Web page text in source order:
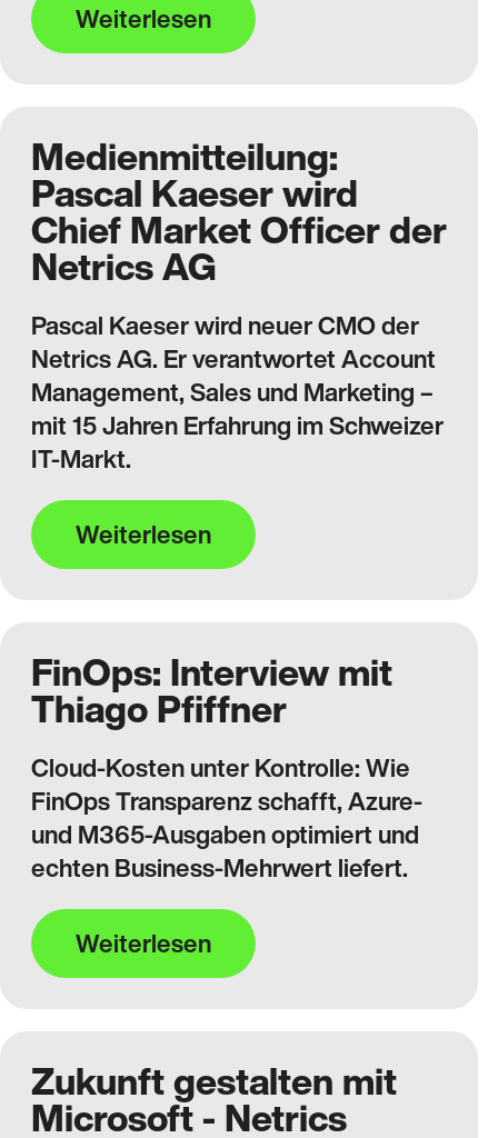
Weiterlesen
Medienmitteilung:
Pascal Kaeser wird
Chief Market Officer der
Netrics AG
Pascal Kaeser wird neuer CMO der
Netrics AG. Er verantwortet Account
Management, Sales und Marketing –
mit 15 Jahren Erfahrung im Schweizer
IT-Markt.
Weiterlesen
FinOps: Interview mit
Thiago Pfiffner
Cloud-Kosten unter Kontrolle: Wie
FinOps Transparenz schafft, Azure-
und M365-Ausgaben optimiert und
echten Business-Mehrwert liefert.
Weiterlesen
Zukunft gestalten mit
Microsoft - Netrics